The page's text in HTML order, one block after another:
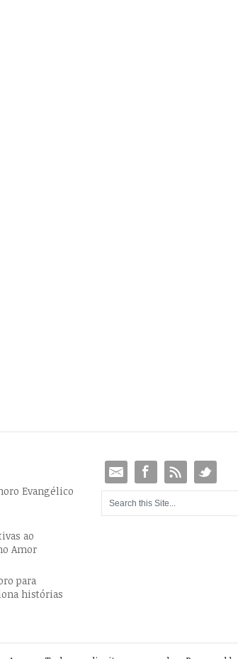
Evangélico
ao
Amor
para
histórias